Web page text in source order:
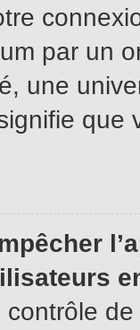
par un
une
que